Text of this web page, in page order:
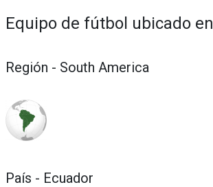
Equipo de fútbol ubicado en
Región - South America
País - Ecuador